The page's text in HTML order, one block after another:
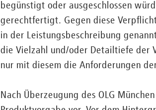
begünstigt oder ausgeschlossen
gerechtfertigt. Gegen diese
in der Leistungsbeschreibung
die Vielzahl und/oder Detailtiefe der
nur mit diesem die Anforderungen
Nach Überzeugung des OLG